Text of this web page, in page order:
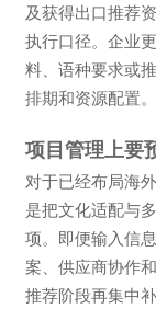
及获得出口推荐
执行口径。企业
料、语种要求或
排期和资源配置。
项目管理上要
对于已经布局海
是把文化适配与
项。即便输入信
案、供应商协作
推荐阶段再集中补